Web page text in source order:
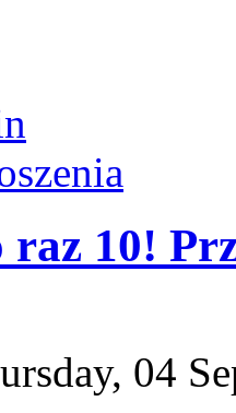
raz 10!
04